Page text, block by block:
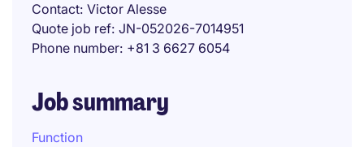
Contact Victor Alesse
Quote job ref JN-052026-7014951
Phone number +81 3 6627 6054
Job summary
Function